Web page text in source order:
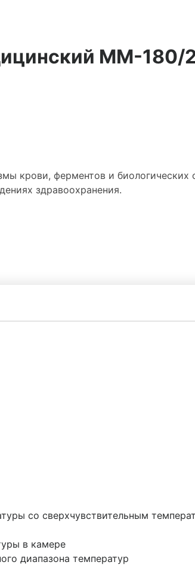
ММ-180/
крови, ферментов и
здравоохранения.
со сверхчувствительным
в камере
диапазона температур